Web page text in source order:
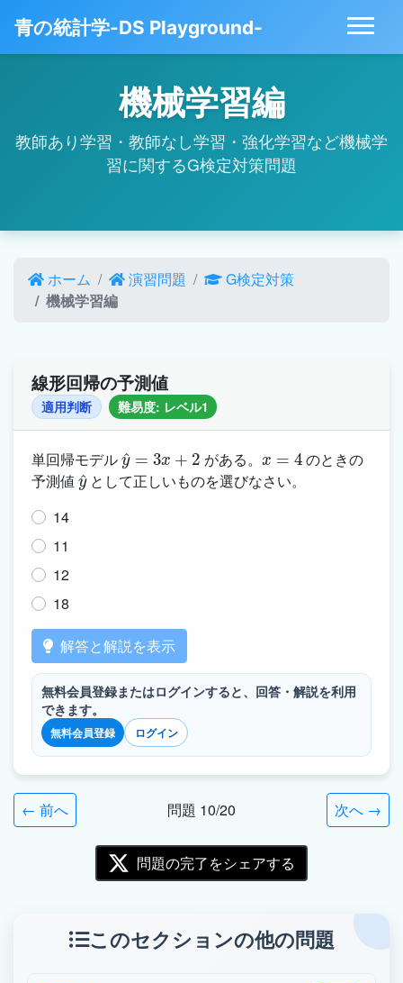
青の統計学-DS Playground-
機械学習編
教師あり学習・教師なし学習・強化学習など機械学
習に関するG検定対策問題
ホーム 演習問題
G検定対策
機械学習編
線形回帰の予測値
適用判断 難易度: レベル1
単回帰モデル がある。
のときの
予測値
y^
として正しいものを選びなさい。
14
11
12
18
解答と解説を表示
無料会員登録またはログインすると、回答・解説を利用
できます。
無料会員登録 ログイン
← 前へ 問題 10/20 次へ →
問題の完了をシェアする
このセクションの他の問題